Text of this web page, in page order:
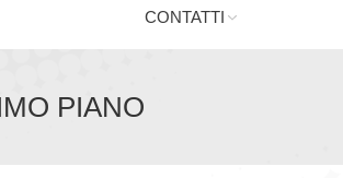
CONTATTI
PIANO